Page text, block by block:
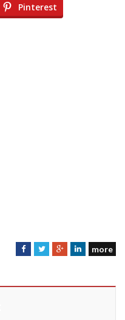
Pinterest
F
T
G
L
more